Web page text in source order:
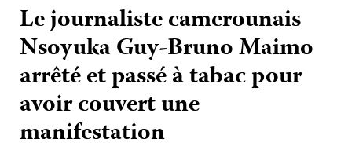
Le journaliste camerounais
Nsoyuka Guy-Bruno Maimo
arrêté et passé à tabac pour
avoir couvert une
manifestation